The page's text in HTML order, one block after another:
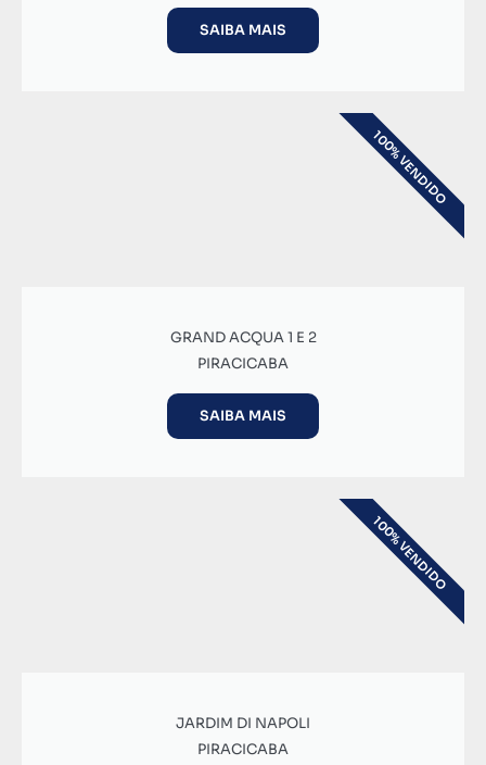
SAIBA MAIS
GRAND ACQUA 1 E 2
PIRACICABA
SAIBA MAIS
100% VENDIDO
JARDIM DI NAPOLI
PIRACICABA
100% VENDIDO